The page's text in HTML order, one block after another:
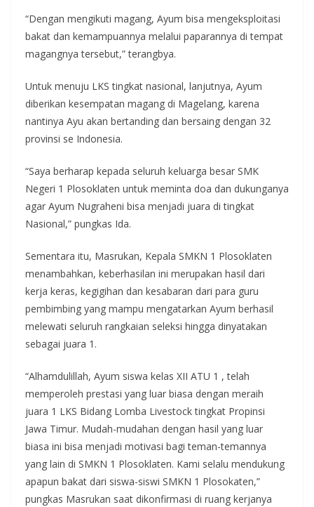
“Dengan mengikuti magang, Ayum bisa mengeksploitasi
bakat dan kemampuannya melalui paparannya di tempat
magangnya tersebut,” terangbya.
Untuk menuju LKS tingkat nasional, lanjutnya, Ayum
diberikan kesempatan magang di Magelang, karena
nantinya Ayu akan bertanding dan bersaing dengan 32
provinsi se Indonesia.
“Saya berharap kepada seluruh keluarga besar SMK
Negeri 1 Plosoklaten untuk meminta doa dan dukunganya
agar Ayum Nugraheni bisa menjadi juara di tingkat
Nasional,” pungkas Ida.
Sementara itu, Masrukan, Kepala SMKN 1 Plosoklaten
menambahkan, keberhasilan ini merupakan hasil dari
kerja keras, kegigihan dan kesabaran dari para guru
pembimbing yang mampu mengatarkan Ayum berhasil
melewati seluruh rangkaian seleksi hingga dinyatakan
sebagai juara 1.
“Alhamdulillah, Ayum siswa kelas XII ATU 1 , telah
memperoleh prestasi yang luar biasa dengan meraih
juara 1 LKS Bidang Lomba Livestock tingkat Propinsi
Jawa Timur. Mudah-mudahan dengan hasil yang luar
biasa ini bisa menjadi motivasi bagi teman-temannya
yang lain di SMKN 1 Plosoklaten. Kami selalu mendukung
apapun bakat dari siswa-siswi SMKN 1 Plosokaten,”
pungkas Masrukan saat dikonfirmasi di ruang kerjanya